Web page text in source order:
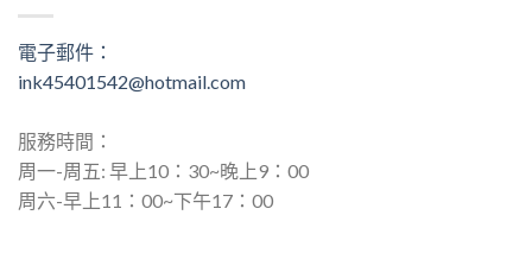
電子郵件：
ink45401542@hotmail.com
服務時間：
周一-周五: 早上10：30~晚上9：00
周六-早上11：00~下午17：00